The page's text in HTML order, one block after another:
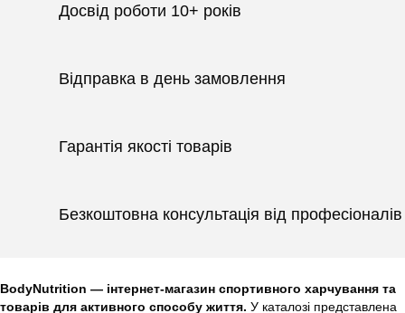
Досвід роботи 10+ років
Відправка в день замовлення
Гарантія якості товарів
Безкоштовна консультація від професіоналів
BodyNutrition — інтернет-магазин спортивного харчування та
товарів для активного способу життя. У каталозі представлена